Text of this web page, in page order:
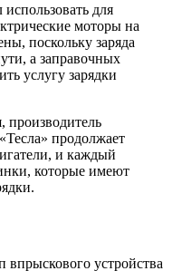
для
моторы на
поскольку заряда
а заправочных
услугу зарядки
производитель
продолжает
и каждый
которые имеют
устройства